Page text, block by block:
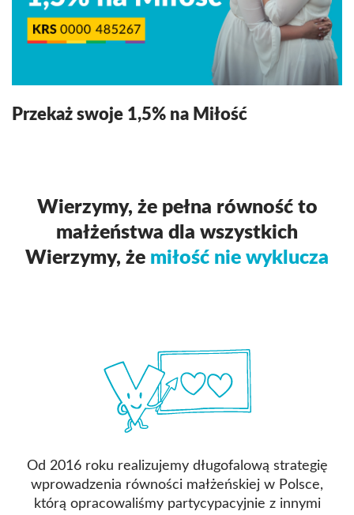
Przekaż swoje 1,5% na Miłość
Wierzymy, że pełna równość to
małżeństwa dla wszystkich
Wierzymy, że miłość nie wyklucza
Od 2016 roku realizujemy długofalową strategię
wprowadzenia równości małżeńskiej w Polsce,
którą opracowaliśmy partycypacyjnie z innymi